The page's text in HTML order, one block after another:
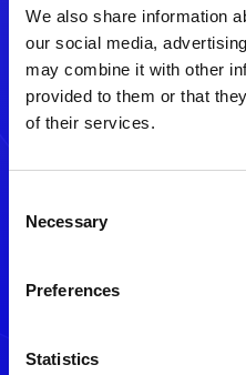
We also share information
our social media,
may combine it with other
provided to them or that
of their services.
Selection
Necessary
Preferences
Statistics
メールアドレスをご確認
再度手続きを行ってくだ
メルマガ配信停